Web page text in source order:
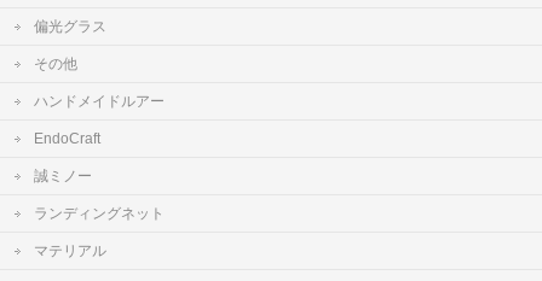
偏光グラス
その他
ハンドメイドルアー
EndoCraft
誠ミノー
ランディングネット
マテリアル